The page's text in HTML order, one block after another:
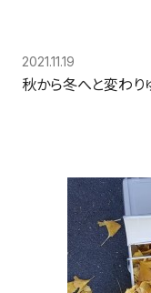
2021.11.19
秋から冬へと変わり